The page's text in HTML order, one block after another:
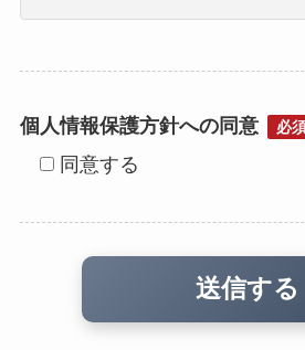
個人情報保護方針への同意 必
同意する